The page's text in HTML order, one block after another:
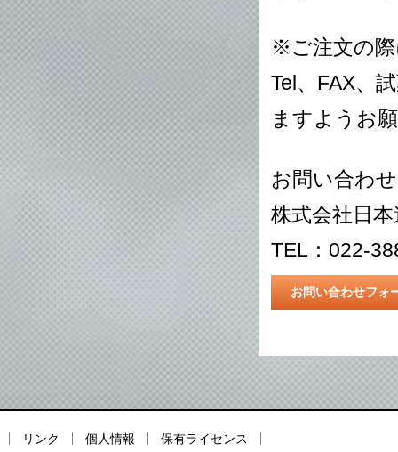
※ご注文の際
Tel、FAX、
ますようお
お問い合わ
株式会社日
TEL：022-
お問い合わせフォ
リンク 個人情報
保有ライセンス